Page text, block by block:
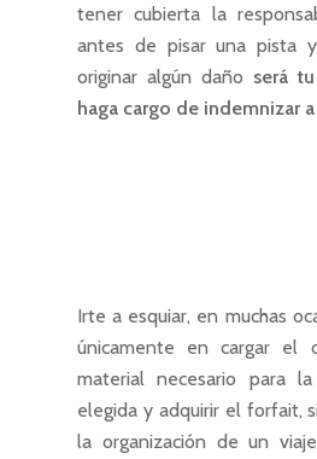
tener cubierta la
antes de pisar una pista
originar algún daño será
haga cargo de indemnizar
Irte a esquiar, en muchas
únicamente en cargar el
material necesario para
elegida y adquirir el forfait,
la organización de un